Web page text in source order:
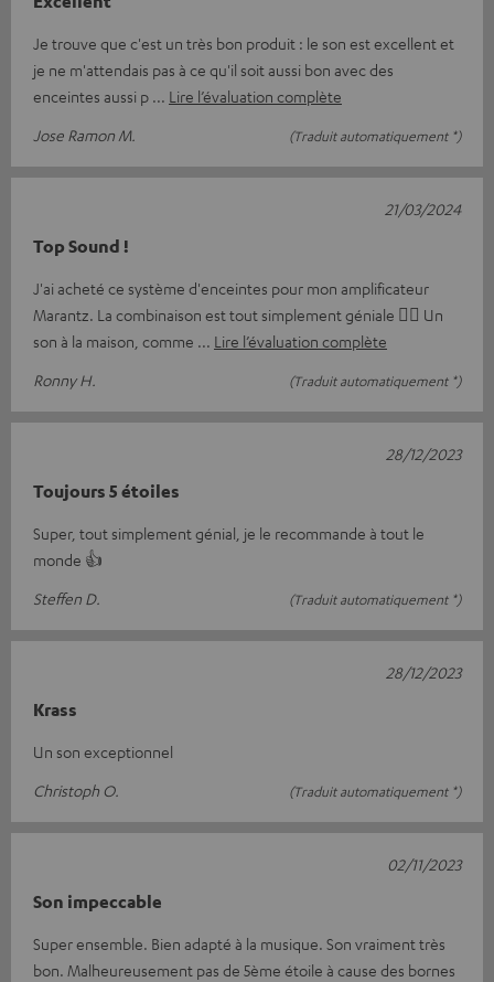
Je trouve que c'est un très bon produit : le son est excellent et
je ne m'attendais pas à ce qu'il soit aussi bon avec des
enceintes aussi p
Lire l’évaluation complète
Jose Ramon M.
(Traduit automatiquement *)
Top Sound !
J'ai acheté ce système d'enceintes pour mon amplificateur
Marantz. La combinaison est tout simplement géniale 👍🏼 Un
son à la maison, comme
Lire l’évaluation complète
Ronny H.
(Traduit automatiquement *)
21/03/2024
Toujours 5 étoiles
Super, tout simplement génial, je le recommande à tout le
monde 👍
Steffen D.
(Traduit automatiquement *)
28/12/2023
Krass
Un son exceptionnel
Christoph O.
(Traduit automatiquement *)
28/12/2023
Son impeccable
Super ensemble. Bien adapté à la musique. Son vraiment très
bon. Malheureusement pas de 5ème étoile à cause des bornes
02/11/2023